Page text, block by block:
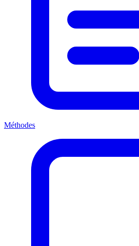
Méthodes